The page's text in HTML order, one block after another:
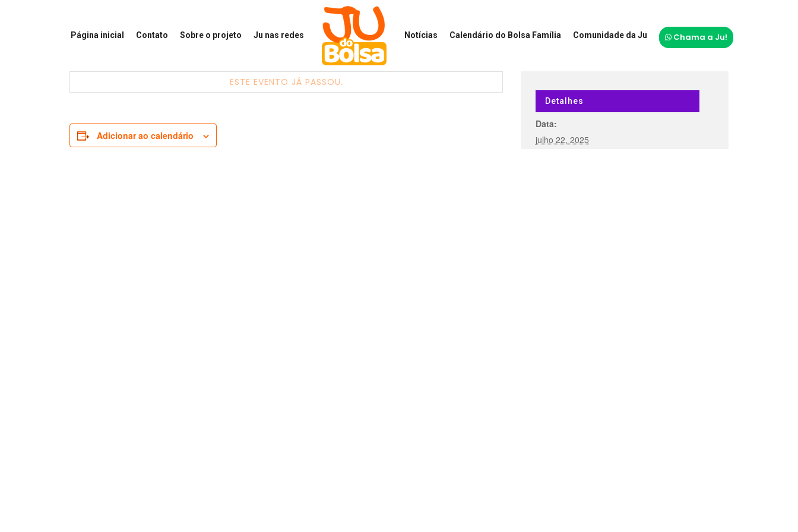
Página inicial Contato Sobre o projeto Ju nas redes Notícias Calendário do Bolsa Família Comunidade da Ju Chama a Ju!
ESTE EVENTO JÁ PASSOU.
Adicionar ao calendário
Detalhes
Data:
julho 22, 2025